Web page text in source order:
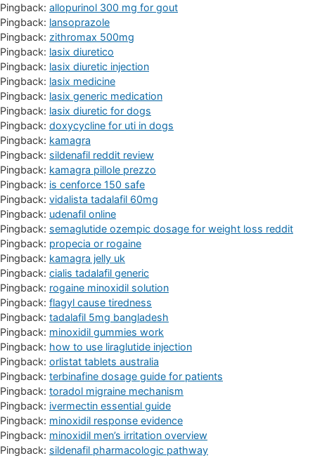
Pingback: allopurinol 300 mg for gout
Pingback: lansoprazole
Pingback: zithromax 500mg
Pingback: lasix diuretico
Pingback: lasix diuretic injection
Pingback: lasix medicine
Pingback: lasix generic medication
Pingback: lasix diuretic for dogs
Pingback: doxycycline for uti in dogs
Pingback: kamagra
Pingback: sildenafil reddit review
Pingback: kamagra pillole prezzo
Pingback: is cenforce 150 safe
Pingback: vidalista tadalafil 60mg
Pingback: udenafil online
Pingback: semaglutide ozempic dosage for weight loss reddit
Pingback: propecia or rogaine
Pingback: kamagra jelly uk
Pingback: cialis tadalafil generic
Pingback: rogaine minoxidil solution
Pingback: flagyl cause tiredness
Pingback: tadalafil 5mg bangladesh
Pingback: minoxidil gummies work
Pingback: how to use liraglutide injection
Pingback: orlistat tablets australia
Pingback: terbinafine dosage guide for patients
Pingback: toradol migraine mechanism
Pingback: ivermectin essential guide
Pingback: minoxidil response evidence
Pingback: minoxidil men’s irritation overview
Pingback: sildenafil pharmacologic pathway